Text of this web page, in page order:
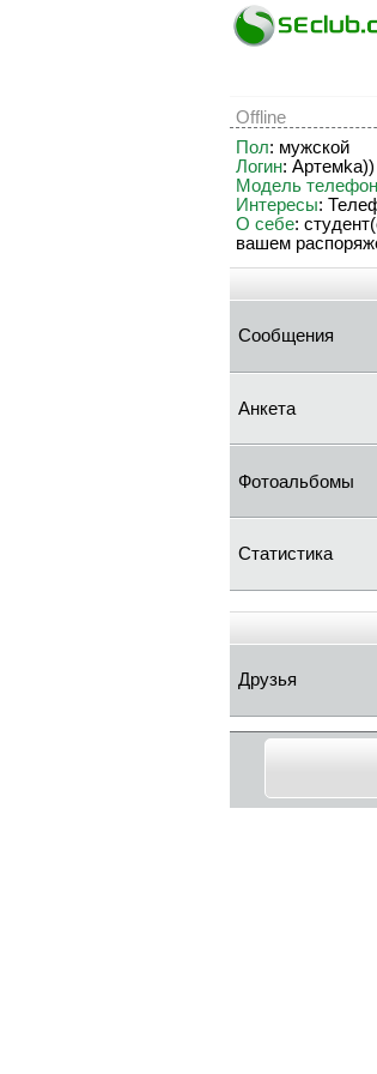
Offline
Пол: мужской
Логин: Apтeмka))
Модель
Интересы:
О себе:
вашем
Сообщения
Анкета
Фотоальбомы
Статистика
Друзья